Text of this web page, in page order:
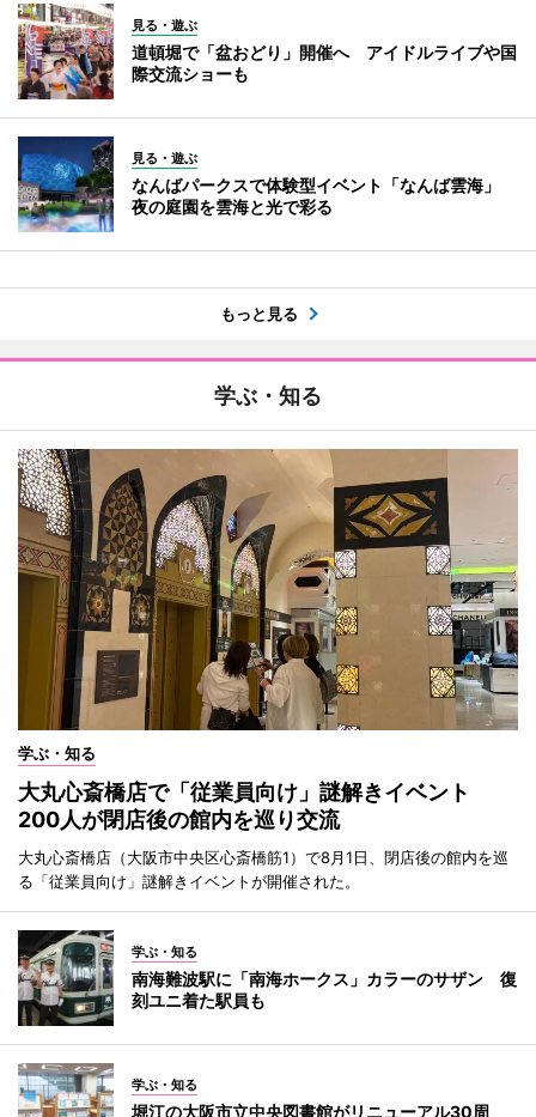
見る・遊ぶ
道頓堀で「盆おどり」開催へ アイドルライブや国
際交流ショーも
見る・遊ぶ
なんばパークスで体験型イベント「なんば雲海」
夜の庭園を雲海と光で彩る
もっと見る
学ぶ・知る
学ぶ・知る
大丸心斎橋店で「従業員向け」謎解きイベント
200人が閉店後の館内を巡り交流
大丸心斎橋店（大阪市中央区心斎橋筋1）で8月1日、閉店後の館内を巡
る「従業員向け」謎解きイベントが開催された。
学ぶ・知る
南海難波駅に「南海ホークス」カラーのサザン 復
刻ユニ着た駅員も
学ぶ・知る
堀江の大阪市立中央図書館がリニューアル30周